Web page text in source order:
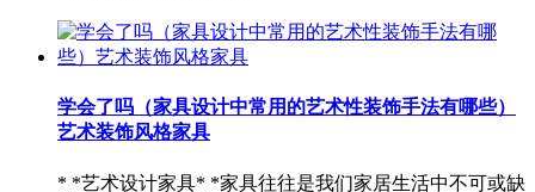
学会了吗（家具设计中常用的艺术性装饰手法有哪些）
艺术装饰风格家具
* *艺术设计家具* *家具往往是我们家居生活中不可或缺